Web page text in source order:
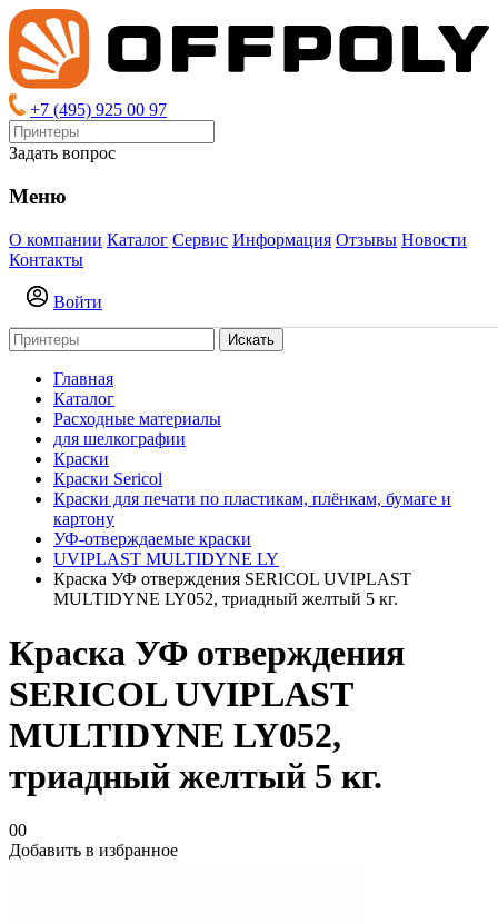
+7 (495) 925 00 97
Задать вопрос
Меню
О компании Каталог Сервис Информация Отзывы Новости
Контакты
Войти
Искать
Главная
Каталог
Расходные материалы
для шелкографии
Краски
Краски Sericol
Краски для печати по пластикам, плёнкам, бумаге и
картону
УФ-отверждаемые краски
UVIPLAST MULTIDYNE LY
Краска УФ отверждения SERICOL UVIPLAST
MULTIDYNE LY052, триадный желтый 5 кг.
Краска УФ отверждения
SERICOL UVIPLAST
MULTIDYNE LY052,
триадный желтый 5 кг.
00
Добавить в избранное